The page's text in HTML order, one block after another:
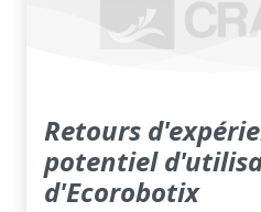
Retours
potentiel
d'Ecorobotix